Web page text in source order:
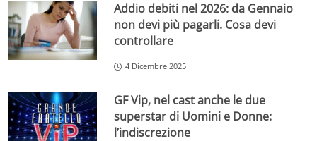
Addio debiti nel 2026: da Gennaio
non devi più pagarli. Cosa devi
controllare
4 Dicembre 2025
GF Vip, nel cast anche le due
superstar di Uomini e Donne:
l’indiscrezione